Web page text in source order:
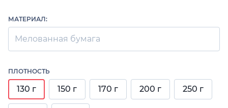
МАТЕРИАЛ:
Мелованная бумага
ПЛОТНОСТЬ
130 г 150 г 170 г 200 г 250 г